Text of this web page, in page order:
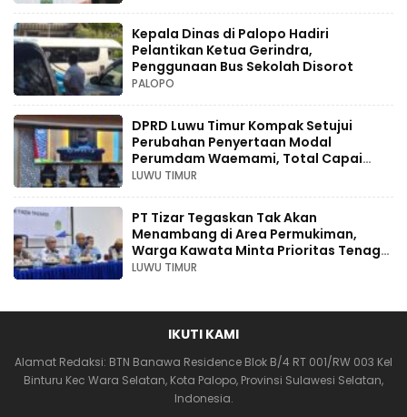
Kepala Dinas di Palopo Hadiri
Pelantikan Ketua Gerindra,
Penggunaan Bus Sekolah Disorot
PALOPO
DPRD Luwu Timur Kompak Setujui
Perubahan Penyertaan Modal
Perumdam Waemami, Total Capai
Rp131,68 Miliar Hingga 2030
LUWU TIMUR
PT Tizar Tegaskan Tak Akan
Menambang di Area Permukiman,
Warga Kawata Minta Prioritas Tenaga
Kerja Lokal
LUWU TIMUR
IKUTI KAMI
Alamat Redaksi: BTN Banawa Residence Blok B/4 RT 001/RW 003 Kel
Binturu Kec Wara Selatan, Kota Palopo, Provinsi Sulawesi Selatan,
Indonesia.